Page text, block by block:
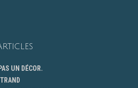
UN DÉCOR.